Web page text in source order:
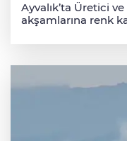
Ayvalık’ta Üretici
akşamlarına renk